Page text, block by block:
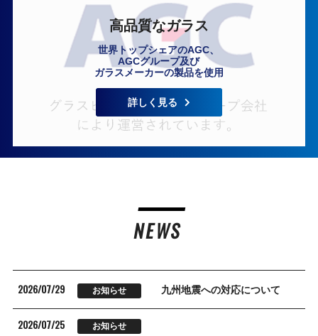
高品質なガラス
世界トップシェアのAGC、
AGCグループ及び
ガラスメーカーの製品を使用
詳しく見る
NEWS
2026/07/29 お知らせ 九州地震への対応について
2026/07/25 お知らせ